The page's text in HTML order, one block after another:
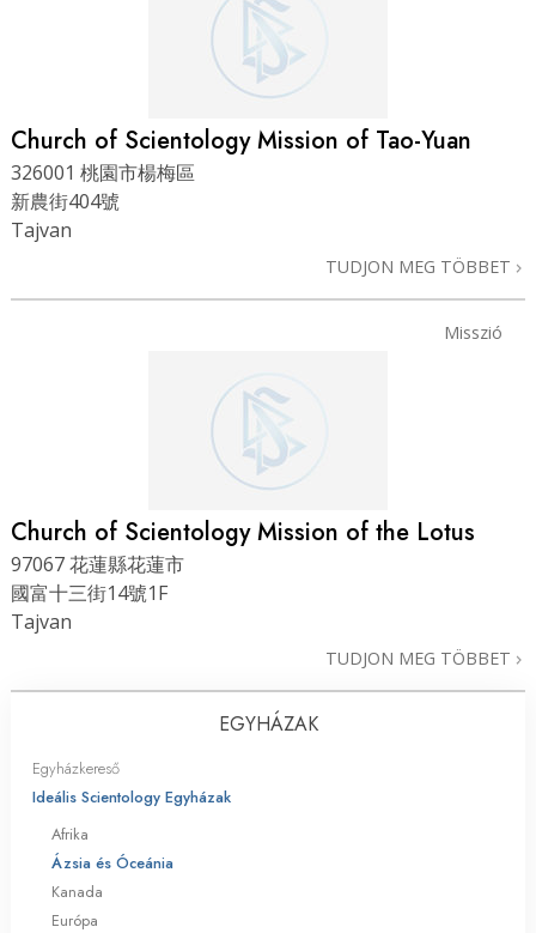
Church of Scientology Mission of Tao-Yuan
326001 桃園市楊梅區
新農街404號
Tajvan
TUDJON MEG TÖBBET
Misszió
Church of Scientology Mission of the Lotus
97067 花蓮縣花蓮市
國富十三街14號1F
Tajvan
TUDJON MEG TÖBBET
EGYHÁZAK
Egyházkereső
Ideális Scientology Egyházak
Afrika
Ázsia és Óceánia
Kanada
Európa